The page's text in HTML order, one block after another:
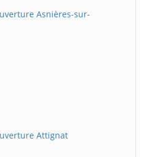
Asnières-sur-
Attignat